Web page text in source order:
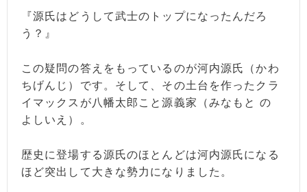
『源氏はどうして武士のトップになったんだろ
う？』
この疑問の答えをもっているのが河内源氏（かわ
ちげんじ）です。そして、その土台を作ったクラ
イマックスが八幡太郎こと源義家（みなもと の
よしいえ）。
歴史に登場する源氏のほとんどは河内源氏になる
ほど突出して大きな勢力になりました。